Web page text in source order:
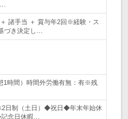
諸手当 ＋ 賞与年2回※経験・ス
づき決定し…
1時間）時間外労働有無：有※残
日制（土日）◆祝日◆年末年始休
念日休暇…